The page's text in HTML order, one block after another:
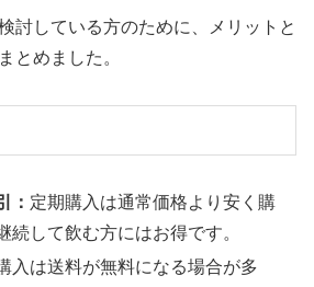
討している方のために、メリットと
とめました。
： 定期購入は通常価格より安く購
続して飲む方にはお得です。
入は送料が無料になる場合が多